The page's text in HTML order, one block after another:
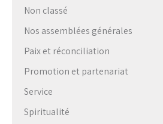
Non classé
Nos assemblées générales
Paix et réconciliation
Promotion et partenariat
Service
Spiritualité